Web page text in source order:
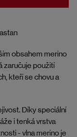
obsahem merino
zaručuje použití
kteří se chovu a
Díky speciální
i tenká vrstva
- vlna merino je